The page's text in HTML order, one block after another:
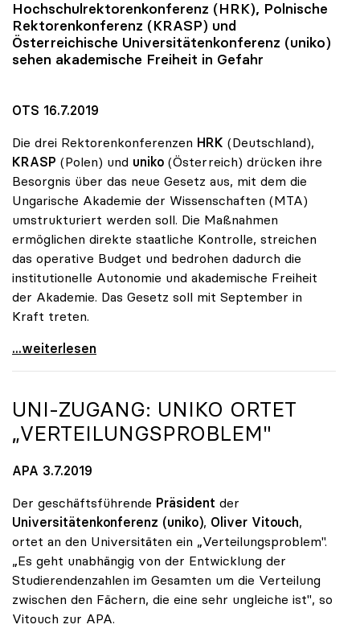
Hochschulrektorenkonferenz (HRK), Polnische
Rektorenkonferenz (KRASP) und
Österreichische Universitätenkonferenz (uniko)
sehen akademische Freiheit in Gefahr
OTS 16.7.2019
Die drei Rektorenkonferenzen HRK (Deutschland),
KRASP (Polen) und uniko (Österreich) drücken ihre
Besorgnis über das neue Gesetz aus, mit dem die
Ungarische Akademie der Wissenschaften (MTA)
umstrukturiert werden soll. Die Maßnahmen
ermöglichen direkte staatliche Kontrolle, streichen
das operative Budget und bedrohen dadurch die
institutionelle Autonomie und akademische Freiheit
der Akademie. Das Gesetz soll mit September in
Kraft treten.
Dringender Rektorenappell an Ungarns Regierung
...weiterlesen
UNI-ZUGANG: UNIKO ORTET
„VERTEILUNGSPROBLEM"
APA 3.7.2019
Der geschäftsführende Präsident der
Universitätenkonferenz (uniko), Oliver Vitouch,
ortet an den Universitäten ein „Verteilungsproblem".
„Es geht unabhängig von der Entwicklung der
Studierendenzahlen im Gesamten um die Verteilung
zwischen den Fächern, die eine sehr ungleiche ist", so
Vitouch zur APA.